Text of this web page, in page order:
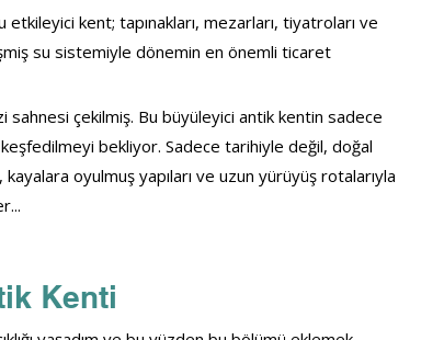
etkileyici kent; tapınakları, mezarları, tiyatroları ve
su sistemiyle dönemin en önemli ticaret
çekilmiş. Bu büyüleyici antik kentin sadece
bekliyor. Sadece tarihiyle değil, doğal
oyulmuş yapıları ve uzun yürüyüş rotalarıyla
Kenti